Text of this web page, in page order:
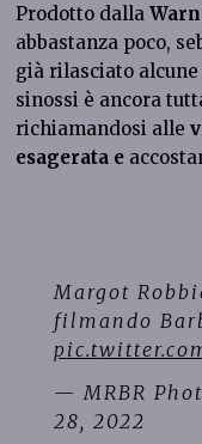
Prodotto dalla
abbastanza poco,
già rilasciato
sinossi è ancora
richiamandosi alle
esagerata e
Margot
filmando
— MRBR
28, 2022